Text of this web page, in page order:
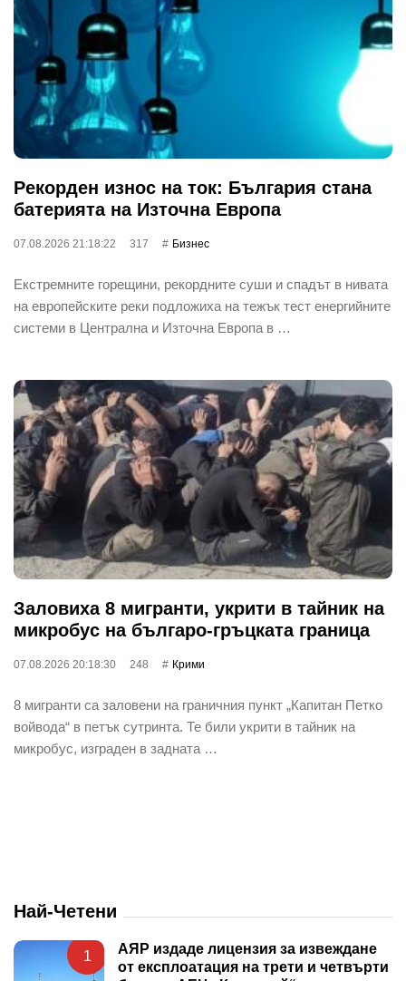
Рекорден износ на ток: България стана
батерията на Източна Европа
07.08.2026 21:18:22 317 Бизнес
Екстремните горещини, рекордните суши и спадът в нивата
на европейските реки подложиха на тежък тест енергийните
системи в Централна и Източна Европа в …
Заловиха 8 мигранти, укрити в тайник на
микробус на българо-гръцката граница
07.08.2026 20:18:30 248 Крими
8 мигранти са заловени на граничния пункт „Капитан Петко
войвода“ в петък сутринта. Те били укрити в тайник на
микробус, изграден в задната …
Най-Четени
1
АЯР издаде лицензия за извеждане
от експлоатация на трети и четвърти